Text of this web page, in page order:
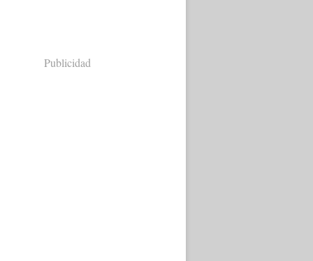
Publicidad